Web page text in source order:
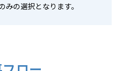
の選択となります。